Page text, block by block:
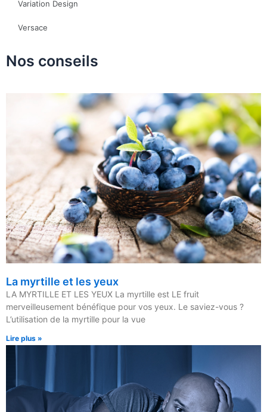
Variation Design
Versace
Nos conseils
La myrtille et les yeux
LA MYRTILLE ET LES YEUX La myrtille est LE fruit
merveilleusement bénéfique pour vos yeux. Le saviez-vous ?
L’utilisation de la myrtille pour la vue
Lire plus »